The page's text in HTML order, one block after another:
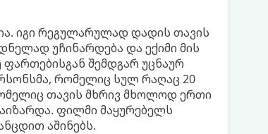
იგი რეგულარულად დადის თავის
უჩინარდება და ექიმი მის
შემდგარ უცნაურ
რომელიც სულ რაღაც 20
თავის მხრივ მხოლოდ ერთი
ფილმი მაყურებელს
აშინებს.